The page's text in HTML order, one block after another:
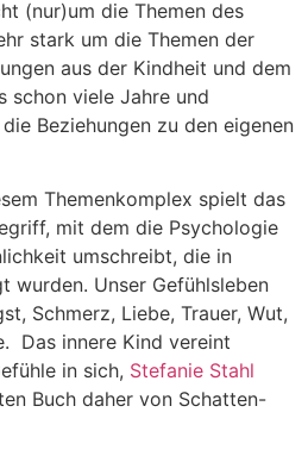
(nur)um die Themen des
stark um die Themen der
aus der Kindheit und dem
schon viele Jahre und
Beziehungen zu den eigenen
Themenkomplex spielt das
mit dem die Psychologie
umschreibt, die in
wurden. Unser Gefühlsleben
Schmerz, Liebe, Trauer, Wut,
Das innere Kind vereint
in sich, Stefanie Stahl
Buch daher von Schatten-